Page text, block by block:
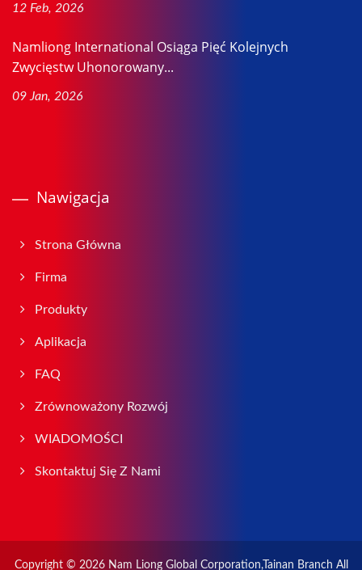
12 Feb, 2026
Namliong International Osiąga Pięć Kolejnych
Zwycięstw Uhonorowany...
09 Jan, 2026
Nawigacja
Strona Główna
Firma
Produkty
Aplikacja
FAQ
Zrównoważony Rozwój
WIADOMOŚCI
Skontaktuj Się Z Nami
Copyright © 2026 Nam Liong Global Corporation,Tainan Branch All